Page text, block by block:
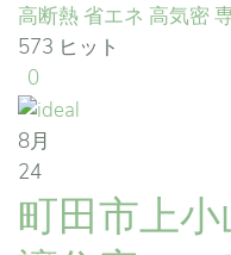
高断熱 省エネ 高気密
573 ヒット
0
8月
24
町田市上